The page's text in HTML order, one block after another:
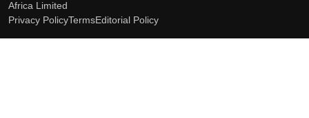
Africa Limited
Privacy PolicyTermsEditorial Policy